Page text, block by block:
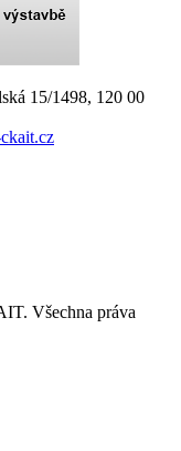
15/1498, 120 00
Všechna práva